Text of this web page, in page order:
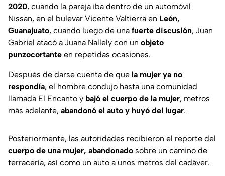
2020, cuando la pareja iba dentro de un automóvil
Nissan, en el bulevar Vicente Valtierra en León,
Guanajuato, cuando luego de una fuerte discusión, Juan
Gabriel atacó a Juana Nallely con un objeto
punzocortante en repetidas ocasiones.
Después de darse cuenta de que la mujer ya no
respondía, el hombre condujo hasta una comunidad
llamada El Encanto y bajó el cuerpo de la mujer, metros
más adelante, abandonó el auto y huyó del lugar.
Posteriormente, las autoridades recibieron el reporte del
cuerpo de una mujer, abandonado sobre un camino de
terracería, así como un auto a unos metros del cadáver.